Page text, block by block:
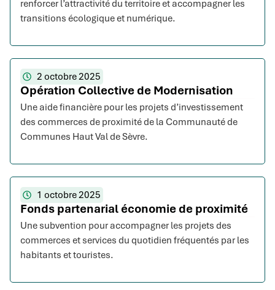
renforcer l’attractivité du territoire et accompagner les
transitions écologique et numérique.
2 octobre 2025
Opération Collective de Modernisation
Une aide financière pour les projets d’investissement
des commerces de proximité de la Communauté de
Communes Haut Val de Sèvre.
1 octobre 2025
Fonds partenarial économie de proximité
Une subvention pour accompagner les projets des
commerces et services du quotidien fréquentés par les
habitants et touristes.